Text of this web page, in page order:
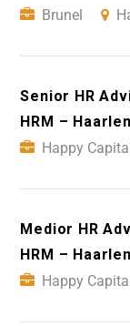
Brunel
Senior HR
HRM –
Happy
Medior HR
HRM –
Happy